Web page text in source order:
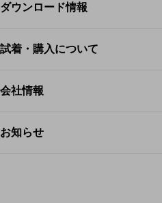
ダウンロード情報
試着・購入について
会社情報
お知らせ